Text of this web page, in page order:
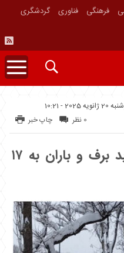
فرهنگی فناوری
گردشگری
- 10:21
چاپ خبر 0 نظر